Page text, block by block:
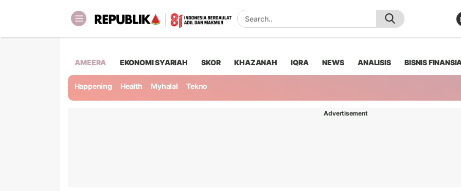
AMEERA EKONOMI SYARIAH SKOR KHAZANAH IQRA NEWS ANALISIS BISNIS
Happening Health Myhalal Tekno
Advertisement